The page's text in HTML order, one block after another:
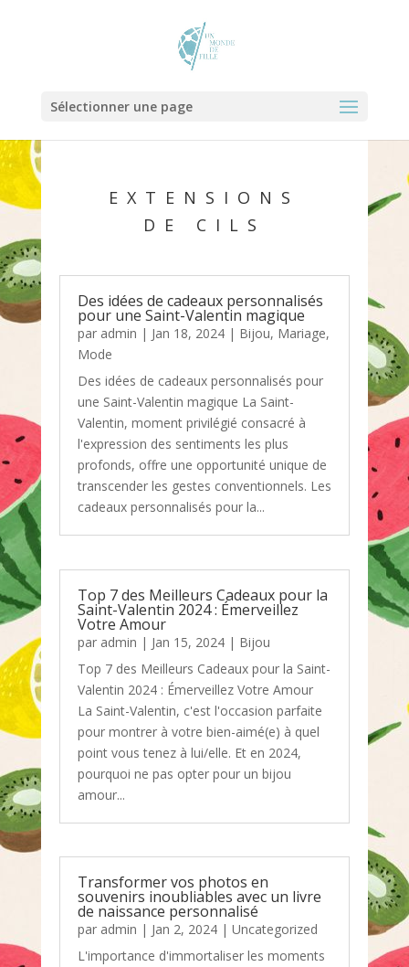
Sélectionner une page
EXTENSIONS
DE CILS
Des idées de cadeaux personnalisés
pour une Saint-Valentin magique
par admin | Jan 18, 2024| Bijou, Mariage,
Mode
Des idées de cadeaux personnalisés pour
une Saint-Valentin magique La Saint-
Valentin, moment privilégié consacré à
l'expression des sentiments les plus
profonds, offre une opportunité unique de
transcender les gestes conventionnels. Les
cadeaux personnalisés pour la...
Top 7 des Meilleurs Cadeaux pour la
Saint-Valentin 2024 : Émerveillez
Votre Amour
par admin | Jan 15, 2024| Bijou
Top 7 des Meilleurs Cadeaux pour la Saint-
Valentin 2024 : Émerveillez Votre Amour
La Saint-Valentin, c'est l'occasion parfaite
pour montrer à votre bien-aimé(e) à quel
point vous tenez à lui/elle. Et en 2024,
pourquoi ne pas opter pour un bijou
amour...
Transformer vos photos en
souvenirs inoubliables avec un livre
de naissance personnalisé
par admin | Jan 2, 2024| Uncategorized
L'importance d'immortaliser les moments